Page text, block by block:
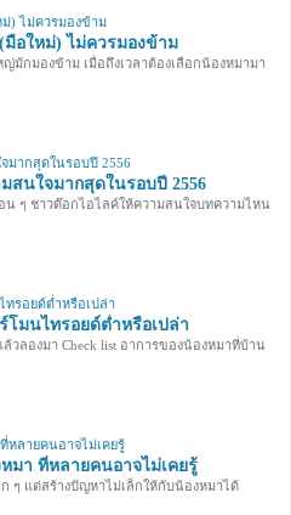
อใหม่) ไม่ควรมองข้าม
กมองข้าม เมื่อถึงเวลาต้องเลือกน้องหมามา
สนใจมากสุดในรอบปี 2556
น ๆ ชาวด๊อกไอไลค์ให้ความสนใจบทความไหน
โมนไทรอยด์ต่ำหรือเปล่า
วลองมา Check list อาการของน้องหมาที่บ้าน
มา ที่หลายคนอาจไม่เคยรู้
ๆ แต่สร้างปัญหาไม่เล็กให้กับน้องหมาได้